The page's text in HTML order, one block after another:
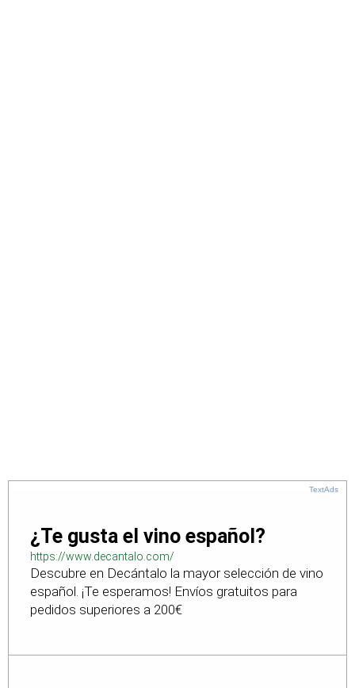
TextAds
¿Te gusta el vino español?
https://www.decantalo.com/
Descubre en Decántalo la mayor selección de vino
español. ¡Te esperamos! Envíos gratuitos para
pedidos superiores a 200€